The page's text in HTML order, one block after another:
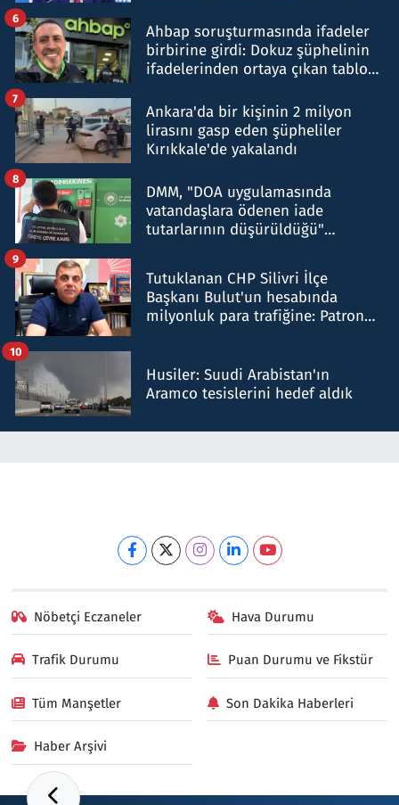
Ahbap soruşturmasında ifadeler
birbirine girdi: Dokuz şüphelinin
ifadelerinden ortaya çıkan tablo
6
Ankara'da bir kişinin 2 milyon
lirasını gasp eden şüpheliler
Kırıkkale'de yakalandı
7
DMM, "DOA uygulamasında
vatandaşlara ödenen iade
tutarlarının düşürüldüğü"
8
Tutuklanan CHP Silivri İlçe
Başkanı Bulut'un hesabında
milyonluk para trafiğine: Patron
9
Husiler: Suudi Arabistan'ın
Aramco tesislerini hedef aldık
10
Nöbetçi Eczaneler Hava Durumu
Trafik Durumu Puan Durumu ve Fikstür
Tüm Manşetler Son Dakika Haberleri
Haber Arşivi